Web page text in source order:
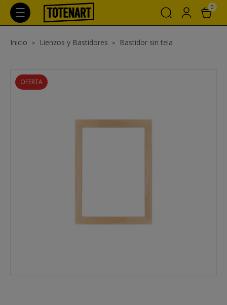
0
Inicio Lienzos y Bastidores Bastidor sin tela
OFERTA